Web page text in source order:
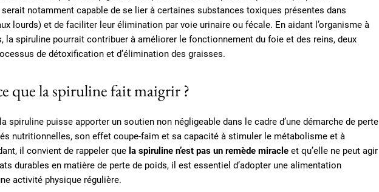
notamment capable de se lier à certaines substances toxiques présentes dans
lourds) et de faciliter leur élimination par voie urinaire ou fécale. En aidant l’organisme à
la spiruline pourrait contribuer à améliorer le fonctionnement du foie et des reins, deux
de détoxification et d’élimination des graisses.
que la spiruline fait maigrir ?
spiruline puisse apporter un soutien non négligeable dans le cadre d’une démarche de perte
nutritionnelles, son effet coupe-faim et sa capacité à stimuler le métabolisme et à
il convient de rappeler que la spiruline n’est pas un remède miracle et qu’elle ne peut agir
durables en matière de perte de poids, il est essentiel d’adopter une alimentation
activité physique régulière.